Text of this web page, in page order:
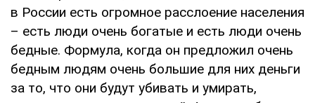
в России есть огромное расслоение населения
– есть люди очень богатые и есть люди очень
бедные. Формула, когда он предложил очень
бедным людям очень большие для них деньги
за то, что они будут убивать и умирать,